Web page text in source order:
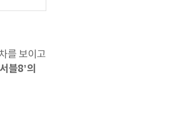
를 보이고
블8’의